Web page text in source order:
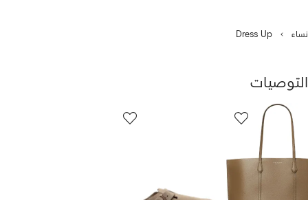
نساء Dress Up
التوصيات